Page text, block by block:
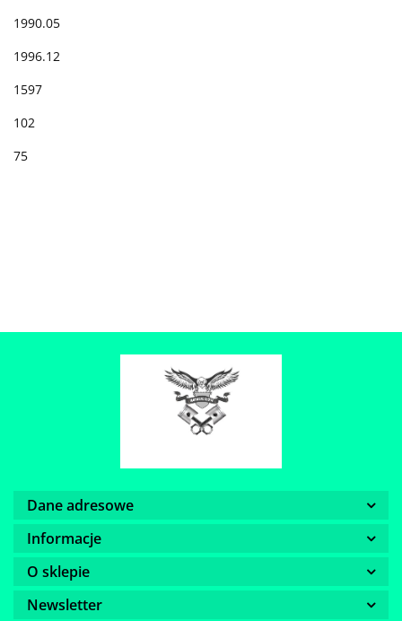
1990.05
1996.12
1597
102
75
Dane adresowe
Informacje
O sklepie
Newsletter